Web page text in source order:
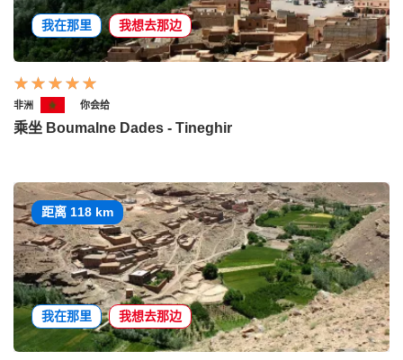
我在那里 我想去那边
非洲 你会给
乘坐 Boumalne Dades - Tineghir
距离 118 km
我在那里 我想去那边